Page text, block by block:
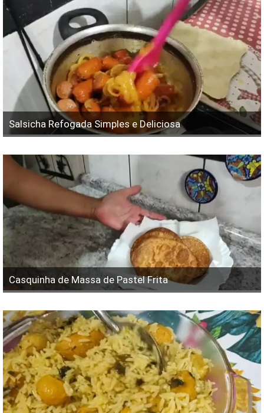
Salsicha Refogada Simples e Deliciosa
Casquinha de Massa de Pastel Frita